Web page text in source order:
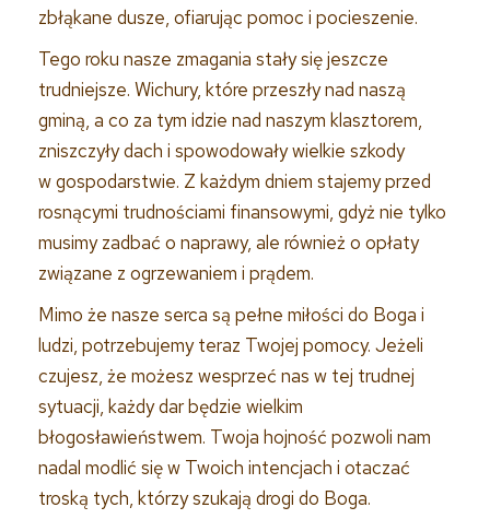
zbłąkane dusze, ofiarując pomoc i pocieszenie.
Tego roku nasze zmagania stały się jeszcze
trudniejsze. Wichury, które przeszły nad naszą
gminą, a co za tym idzie nad naszym klasztorem,
zniszczyły dach i spowodowały wielkie szkody
w gospodarstwie. Z każdym dniem stajemy przed
rosnącymi trudnościami finansowymi, gdyż nie tylko
musimy zadbać o naprawy, ale również o opłaty
związane z ogrzewaniem i prądem.
Mimo że nasze serca są pełne miłości do Boga i
ludzi, potrzebujemy teraz Twojej pomocy. Jeżeli
czujesz, że możesz wesprzeć nas w tej trudnej
sytuacji, każdy dar będzie wielkim
błogosławieństwem. Twoja hojność pozwoli nam
nadal modlić się w Twoich intencjach i otaczać
troską tych, którzy szukają drogi do Boga.